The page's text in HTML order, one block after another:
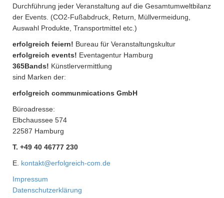
Durchführung jeder Veranstaltung auf die Gesamtumweltbilanz
der Events. (CO2-Fußabdruck, Return, Müllvermeidung,
Auswahl Produkte, Transportmittel etc.)
erfolgreich feiern! Bureau für Veranstaltungskultur
erfolgreich events! Eventagentur Hamburg
365Bands! Künstlervermittlung
sind Marken der:
erfolgreich communmications GmbH
Büroadresse:
Elbchaussee 574
22587 Hamburg
T. +49 40 46777 230
E. kontakt@erfolgreich-com.de
Impressum
Datenschutzerklärung